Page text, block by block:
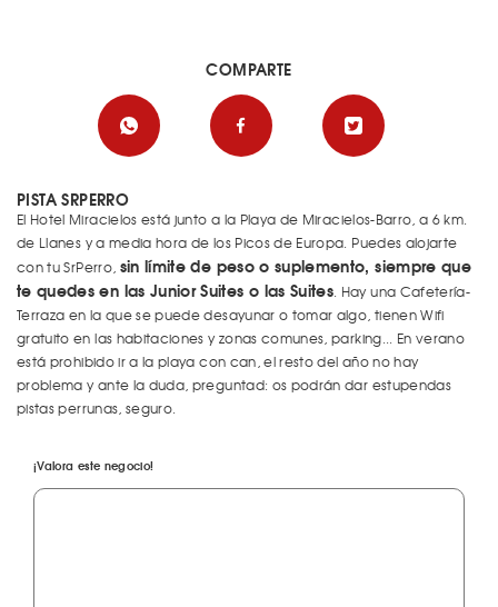
PISTA SRPERRO
El Hotel Miracielos está junto a la Playa de Miracielos-Barro, a 6 km.
de Llanes y a media hora de los Picos de Europa. Puedes alojarte
con tu SrPerro, sin límite de peso o suplemento, siempre que
te quedes en las Junior Suites o las Suites. Hay una Cafetería-
Terraza en la que se puede desayunar o tomar algo, tienen Wifi
gratuito en las habitaciones y zonas comunes, parking... En verano
está prohibido ir a la playa con can, el resto del año no hay
problema y ante la duda, preguntad: os podrán dar estupendas
pistas perrunas, seguro.
¡Valora este negocio!
COMPARTE